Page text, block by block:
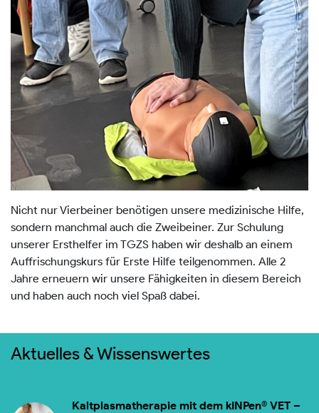
Nicht nur Vierbeiner benötigen unsere medizinische Hilfe,
sondern manchmal auch die Zweibeiner. Zur Schulung
unserer Ersthelfer im TGZS haben wir deshalb an einem
Auffrischungskurs für Erste Hilfe teilgenommen. Alle 2
Jahre erneuern wir unsere Fähigkeiten in diesem Bereich
und haben auch noch viel Spaß dabei.
Aktuelles & Wissenswertes
Kaltplasmatherapie mit dem kINPen® VET –